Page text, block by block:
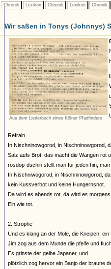
Chronik Lexikon Chronik Lexikon Chronik
Wir saßen in Tonys (Johnnys)
Aus dem Liederbuch eines Kölner Pfadfinders
Refrain
In Nischninowgorod, in Nischninowgorod,
Salz aufs Brot, das macht die Wangen rot
rosdop-dschin stellt man für jeden hin, man
In Nischniwogorod, in Nischninowgorod,
kein Kussverbot und keine Hungernsnot.
Da wird es abends rot, da wird es
Ein wie tot.
2. Strophe
Und es klang an der Mole, die Kneipen, ein
Jim zog aus dem Munde die pfeife und
Es grinste der gelbe Japaner, und
plötzlich zog hervor ein Banjo der braune